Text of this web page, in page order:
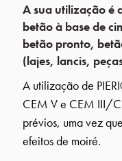
A sua utilização é
betão à base de
betão pronto,
(lajes, lancis,
A utilização de
CEM V e CEM III/C
prévios, uma vez
efeitos de moiré.